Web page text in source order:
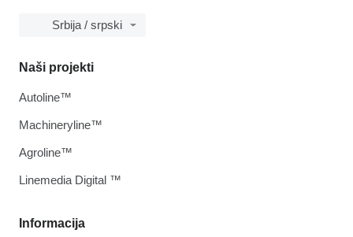
Srbija / srpski
Informacija
Naši projekti
Autoline™
Machineryline™
Agroline™
Linemedia Digital ™